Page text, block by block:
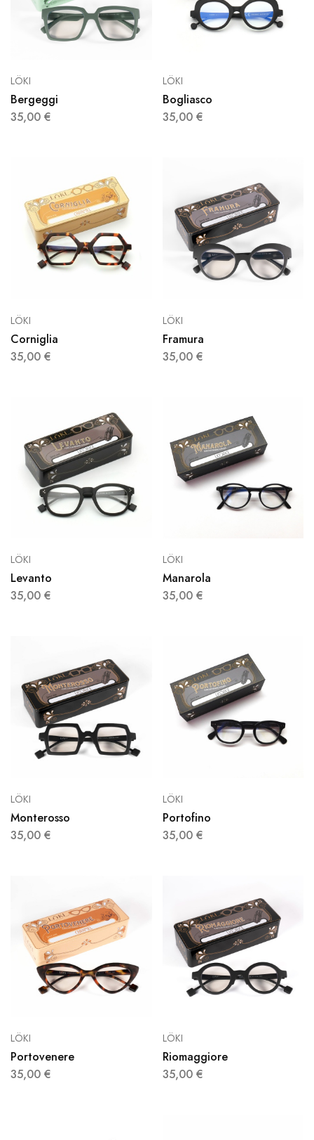
LÖKI
Bergeggi
35,00 €
LÖKI
Bogliasco
35,00 €
LÖKI
Corniglia
35,00 €
LÖKI
Framura
35,00 €
LÖKI
Levanto
35,00 €
LÖKI
Manarola
35,00 €
LÖKI
Monterosso
35,00 €
LÖKI
Portofino
35,00 €
LÖKI
Portovenere
35,00 €
LÖKI
Riomaggiore
35,00 €